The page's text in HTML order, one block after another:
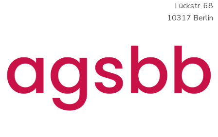
Lückstr. 68
10317 Berlin